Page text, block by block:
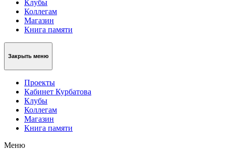
Клубы
Коллегам
Магазин
Книга памяти
Закрыть меню
Проекты
Кабинет Курбатова
Клубы
Коллегам
Магазин
Книга памяти
Меню